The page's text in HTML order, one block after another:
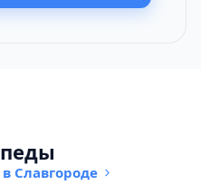
Славгороде